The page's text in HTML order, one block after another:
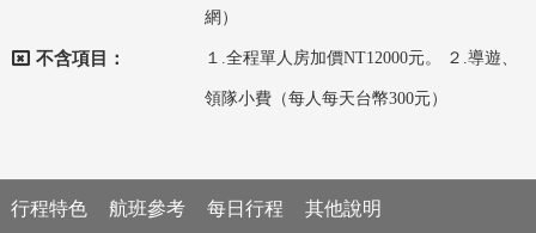
網）
不含項目： １.全程單人房加價NT12000元。 ２.導遊、
領隊小費（每人每天台幣300元）
行程特色 航班參考 每日行程 其他說明